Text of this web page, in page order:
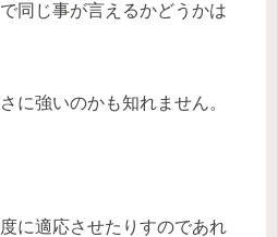
同じ事が言えるかどうかは
に強いのかも知れません。
に適応させたりすのであれ